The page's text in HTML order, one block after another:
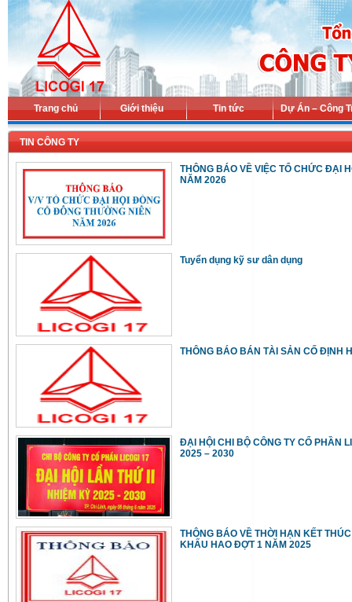
Trang chủ Giới thiệu Tin tức Dự Án – Công
TIN CÔNG TY
THÔNG BÁO VỀ VIỆC TỔ CHỨC ĐẠI
NĂM 2026
Tuyển dụng kỹ sư dân dụng
THÔNG BÁO BÁN TÀI SẢN CỐ ĐỊNH
ĐẠI HỘI CHI BỘ CÔNG TY CỔ PHẦN
2025 – 2030
THÔNG BÁO VỀ THỜI HẠN KẾT
KHẤU HAO ĐỢT 1 NĂM 2025